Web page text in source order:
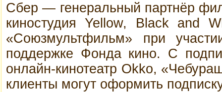
Сбер — генеральный партнёр
киностудия Yellow, Black and
«Союзмультфильм» при
поддержке Фонда кино. С
онлайн-кинотеатр Okko,
клиенты могут оформить